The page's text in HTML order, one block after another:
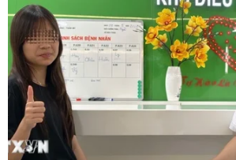
trời mưa, sương mù làm hạn chế tầm
ngủ.